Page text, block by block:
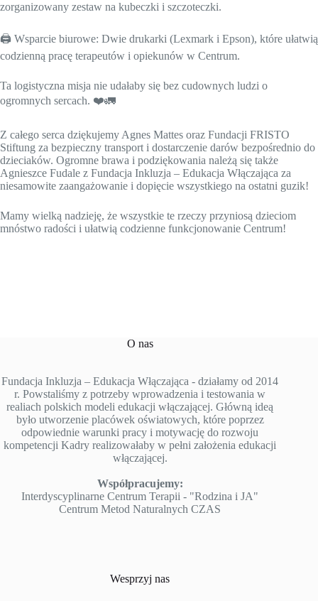
zorganizowany zestaw na kubeczki i szczoteczki.
🖨️ Wsparcie biurowe: Dwie drukarki (Lexmark i Epson), które ułatwią
codzienną pracę terapeutów i opiekunów w Centrum.
Ta logistyczna misja nie udałaby się bez cudownych ludzi o
ogromnych sercach. ❤️🚛
Z całego serca dziękujemy Agnes Mattes oraz Fundacji FRISTO
Stiftung za bezpieczny transport i dostarczenie darów bezpośrednio do
dzieciaków. Ogromne brawa i podziękowania należą się także
Agnieszce Fudale z Fundacja Inkluzja – Edukacja Włączająca za
niesamowite zaangażowanie i dopięcie wszystkiego na ostatni guzik!
Mamy wielką nadzieję, że wszystkie te rzeczy przyniosą dzieciom
mnóstwo radości i ułatwią codzienne funkcjonowanie Centrum!
O nas
Fundacja Inkluzja – Edukacja Włączająca - działamy od 2014
r. Powstaliśmy z potrzeby wprowadzenia i testowania w
realiach polskich modeli edukacji włączającej. Główną ideą
było utworzenie placówek oświatowych, które poprzez
odpowiednie warunki pracy i motywację do rozwoju
kompetencji Kadry realizowałaby w pełni założenia edukacji
włączającej.
Współpracujemy:
Interdyscyplinarne Centrum Terapii - "Rodzina i JA"
Centrum Metod Naturalnych CZAS
Wesprzyj nas